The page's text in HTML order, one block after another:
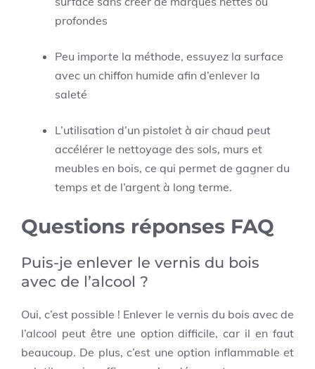
profondes
Peu importe la méthode, essuyez la surface
avec un chiffon humide afin d’enlever la
saleté
L’utilisation d’un pistolet à air chaud peut
accélérer le nettoyage des sols, murs et
meubles en bois, ce qui permet de gagner du
temps et de l’argent à long terme.
Questions réponses FAQ
Puis-je enlever le vernis du bois
avec de l’alcool ?
Oui, c’est possible ! Enlever le vernis du bois avec de
l’alcool peut être une option difficile, car il en faut
beaucoup. De plus, c’est une option inflammable et